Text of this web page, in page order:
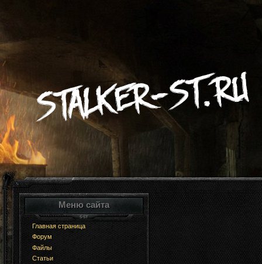
Меню сайта
Главная страница
Форум
Файлы
Статьи